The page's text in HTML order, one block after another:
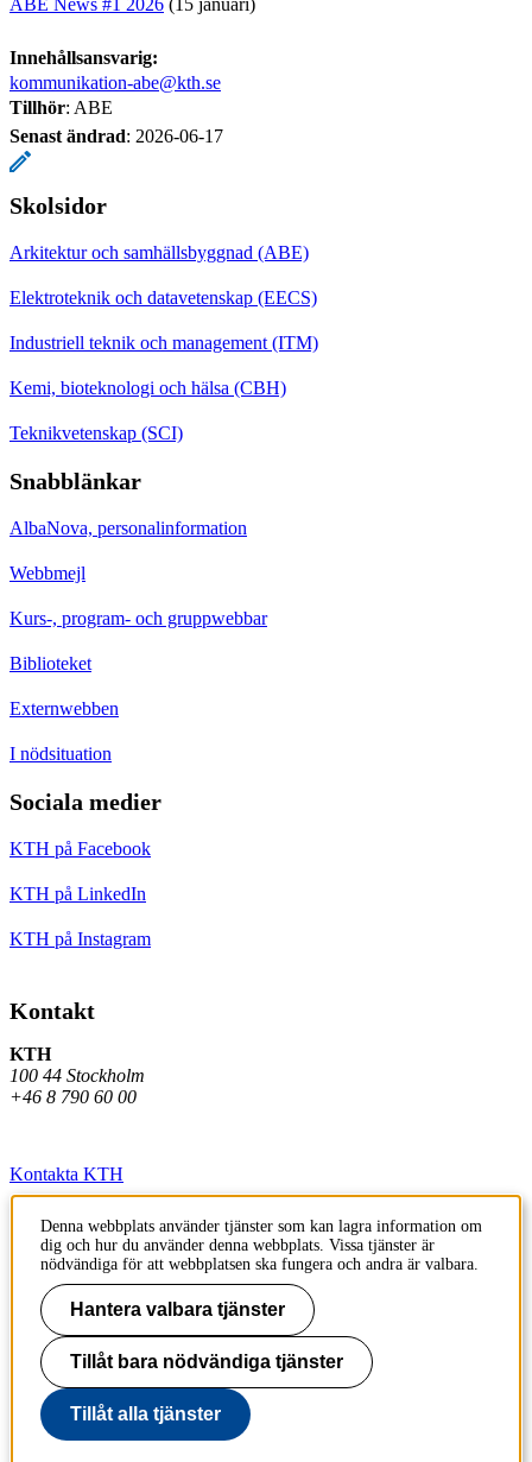
Innehållsansvarig:
kommunikation-abe@kth.se
Tillhör: ABE
Senast ändrad: 2026-06-17
Skolsidor
Arkitektur och samhällsbyggnad (ABE)
Elektroteknik och datavetenskap (EECS)
Industriell teknik och management (ITM)
Kemi, bioteknologi och hälsa (CBH)
Teknikvetenskap (SCI)
Snabblänkar
AlbaNova, personalinformation
Webbmejl
Kurs-, program- och gruppwebbar
Biblioteket
Externwebben
I nödsituation
Sociala medier
KTH på Facebook
KTH på LinkedIn
KTH på Instagram
Kontakt
KTH
100 44 Stockholm
+46 8 790 60 00
Kontakta KTH
Jobba på KTH
Press och media
Faktura och betalning KTH
Om KTH:s webbplatser
Tillgänglighetsredogörelse
Denna webbplats använder tjänster som kan lagra information om
dig och hur du använder denna webbplats. Vissa tjänster är
nödvändiga för att webbplatsen ska fungera och andra är valbara.
Hantera valbara tjänster
Tillåt bara nödvändiga tjänster
Tillåt alla tjänster